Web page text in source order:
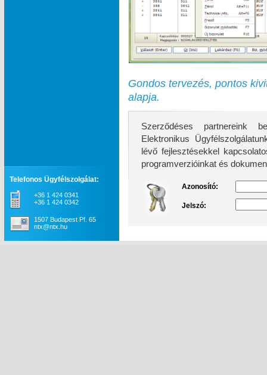
Gondos tervezés, pontos
alapja.
Szerződéses partnereink
Elektronikus Ügyfélszolgálatunk
lévő fejlesztésekkel kapcsolatos
programverzióinkat és
Azonosító:
Jelszó:
Telefonos Ügyfélszolgálat:
+36 1 424 0341
+36 1 424 0342
1507 Budapest Pf. 65
ntx@ntx.hu